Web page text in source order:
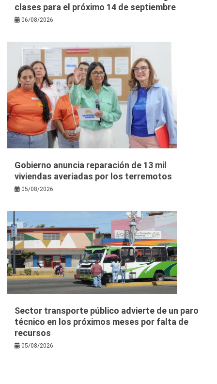
clases para el próximo 14 de septiembre
06/08/2026
Gobierno anuncia reparación de 13 mil
viviendas averiadas por los terremotos
05/08/2026
Sector transporte público advierte de un paro
técnico en los próximos meses por falta de
recursos
05/08/2026